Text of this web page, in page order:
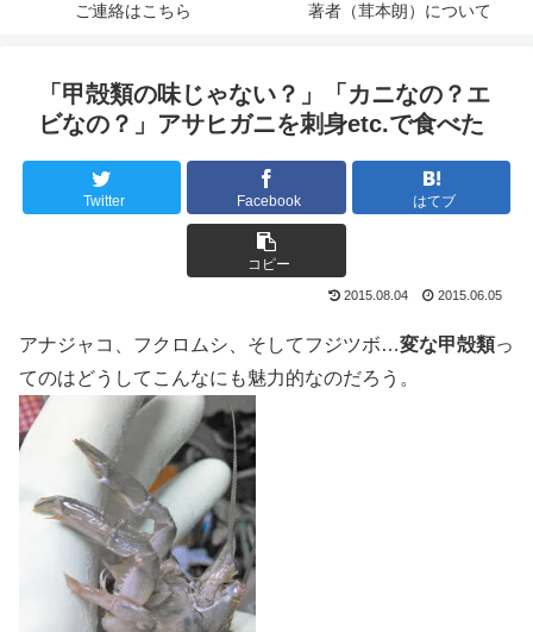
ご連絡はこちら 著者（茸本朗）について
「甲殻類の味じゃない？」「カニなの？エ
ビなの？」アサヒガニを刺身etc.で食べた
Twitter Facebook はてブ
コピー
2015.08.04 2015.06.05
アナジャコ、フクロムシ、そしてフジツボ…変な甲殻類っ
てのはどうしてこんなにも魅力的なのだろう。